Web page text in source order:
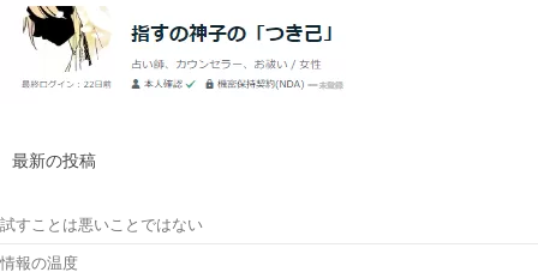
最新の投稿
試すことは悪いことではない
情報の温度